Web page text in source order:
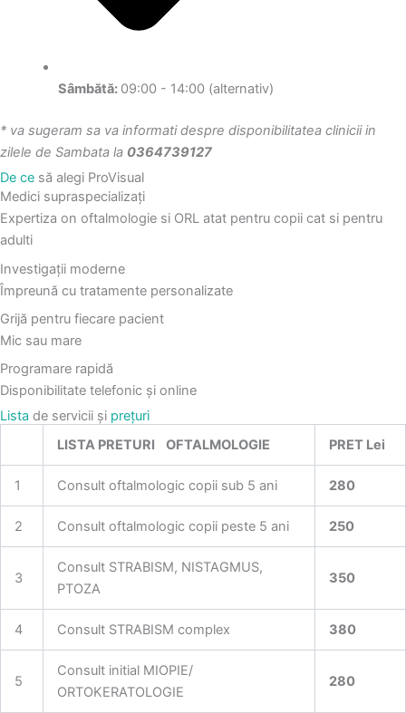
Sâmbătă: 09:00 - 14:00 (alternativ)
* va sugeram sa va informati despre disponibilitatea clinicii in
zilele de Sambata la 0364739127
De ce să alegi ProVisual
Medici supraspecializați
Expertiza on oftalmologie si ORL atat pentru copii cat si pentru
adulti
Investigații moderne
Împreună cu tratamente personalizate
Grijă pentru fiecare pacient
Mic sau mare
Programare rapidă
Disponibilitate telefonic și online
Lista de servicii și prețuri
LISTA PRETURI OFTALMOLOGIE
PRET Lei
1 Consult oftalmologic copii sub 5 ani 280
2 Consult oftalmologic copii peste 5 ani 250
3
Consult STRABISM, NISTAGMUS,
PTOZA
350
4 Consult STRABISM complex 380
5
Consult initial MIOPIE/
ORTOKERATOLOGIE
280